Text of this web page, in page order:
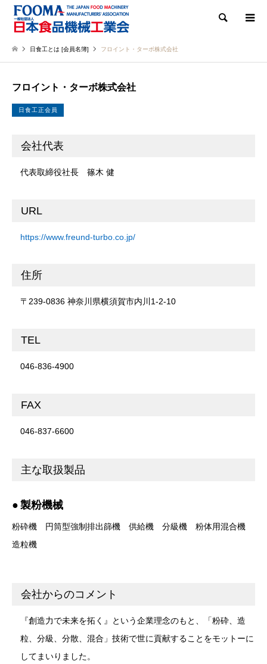
検索
日食工とは [会員名簿] フロイント・ターボ株式会社
フロイント・ターボ株式会社
日食工正会員
会社代表
代表取締役社長 篠木 健
URL
https://www.freund-turbo.co.jp/
住所
〒239-0836 神奈川県横須賀市内川1-2-10
TEL
046-836-4900
FAX
046-837-6600
主な取扱製品
製粉機械
粉砕機 円筒型強制排出篩機 供給機 分級機
粉体用混合機
造粒機
会社からのコメント
『創造力で未来を拓く』という企業理念のもと、「粉砕、造
粒、分級、分散、混合」技術で世に貢献することをモットーに
してまいりました。